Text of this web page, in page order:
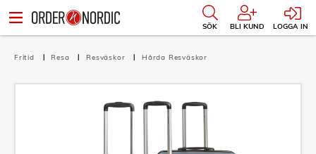
SÖK BLI KUND LOGGA IN
Fritid Resa Resväskor Hårda Resväskor